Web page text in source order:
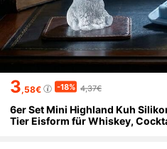
3,58€ -18% 4,37€
6er Set Mini Highland Kuh
Tier Eisform für Whiskey,